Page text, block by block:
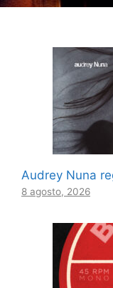
Audrey Nuna
8 agosto, 2026